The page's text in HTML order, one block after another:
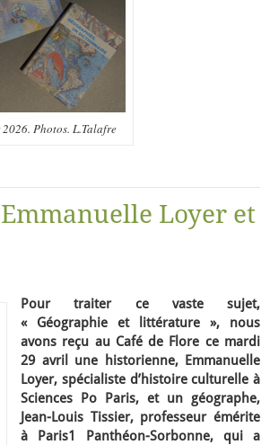
Photos. L.Talafre
Loyer et
Pour traiter ce vaste sujet,
« Géographie et littérature », nous
avons reçu au Café de Flore ce mardi
29 avril une historienne, Emmanuelle
Loyer, spécialiste d’histoire culturelle à
Sciences Po Paris, et un géographe,
Jean-Louis Tissier, professeur émérite
à Paris1 Panthéon-Sorbonne, qui a